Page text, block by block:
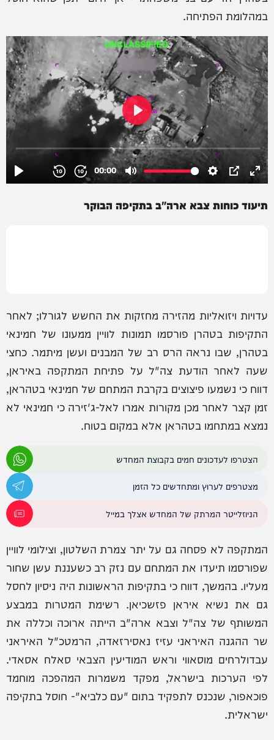
במהלומת הפתיחה.
תיעוד כוחות צבא ארה"ב בתקיפה הבוקר
עדויות ויזואליות מהזירה מחזקות את החשש לגורלו; לאחר
התקיפות בטהרן פורסמו תמונות לוויין ממעונו של חמינאי
בטהרן, שבו נראה הרס רב של המבנים ועשן מיתמר. כחצי
שעה לאחר הודעת צה"ל על פתיחת המתקפה באיראן,
דווח כי נשמעו פיצוצים בקרבת המתחם של חמינאי בטהראן,
זמן קצר לאחר מכן מקורות אמרו לאל-ג'זירה כי חמינאי לא
נמצא במתחמו בטהראן אלא במקום בטוח.
הצטרפו לעדכונים חמים בקבוצת המחדש
מצטרפים לערוץ ומתחדשים כל הזמן
הניוזלייטר המרתק של המחדש אצלך במייל
המתקפה לא פסחה גם על יתר צמרת השלטון, וצילומי לוויין
שפורסמו תיעדו את המתחם עם נזק רב כשעננת עשן שחור
מעליו. בהמשך, דווח כי בתקיפות הראשונות היה ניסיון לחסל
גם את נשיא איראן פזשכיאן. רשימת המטרות במבצע
המשותף של צה"ל וצבא ארה"ב הייתה ארוכה וכללה את
שר ההגנה האיראני עזיז נאסירזאדה, הרמטכ"ל האיראני
עבדולרחים מוסאווי וראש המודיעין הצבאי סאלח אסאדי.
לפי הערכות בישראל, מפקד משמרות המהפכה מוחמד
פוכאפור, שנכנס לתפקיד בתום "עם כלביא"- חוסל בתקיפה
ישראלית.